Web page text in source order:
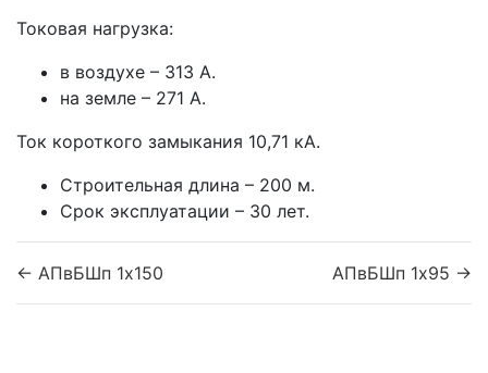
Токовая нагрузка:
в воздухе – 313 А.
на земле – 271 А.
Ток короткого замыкания 10,71 кА.
Строительная длина – 200 м.
Срок эксплуатации – 30 лет.
← АПвБШп 1x150 АПвБШп 1x95 →